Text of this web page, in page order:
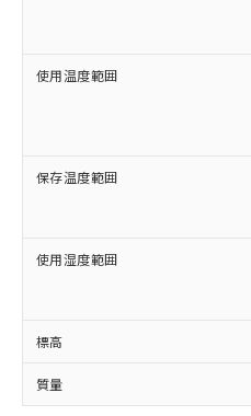
使用温度範囲
保存温度範囲
使用湿度範囲
標高
質量